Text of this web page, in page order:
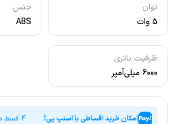
توان
5 وات
جنس
ABS
ظرفیت باتری
6000 میلی‌آمپر
امکان خرید اقساطی با اسنپ پی! 4 قسط ماهانه